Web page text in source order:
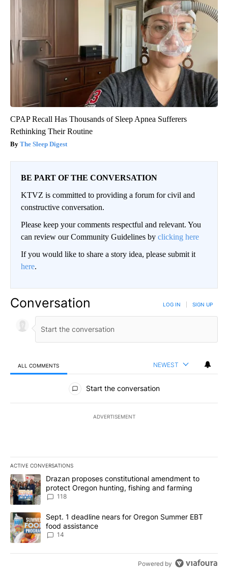
CPAP Recall Has Thousands of Sleep Apnea Sufferers
Rethinking Their Routine
The Sleep Digest
BE PART OF THE CONVERSATION
KTVZ is committed to providing a forum for civil and
constructive conversation.
Please keep your comments respectful and relevant. You
can review our Community Guidelines by clicking here
If you would like to share a story idea, please submit it
here.
Conversation LOG IN SIGN UP
ALL COMMENTS NEWEST
All Comments
Start the conversation
ADVERTISEMENT
ACTIVE CONVERSATIONS
The following is a list of the most commented articles in the last
A trending article titled "Drazan proposes constitutional
Drazan proposes constitutional amendment to
protect Oregon hunting, fishing and farming
118
A trending article titled "Sept. 1 deadline nears for Oregon
Sept. 1 deadline nears for Oregon Summer EBT
food assistance
14
Powered by